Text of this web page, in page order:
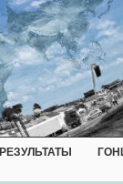
РЕЗУЛЬТАТЫ